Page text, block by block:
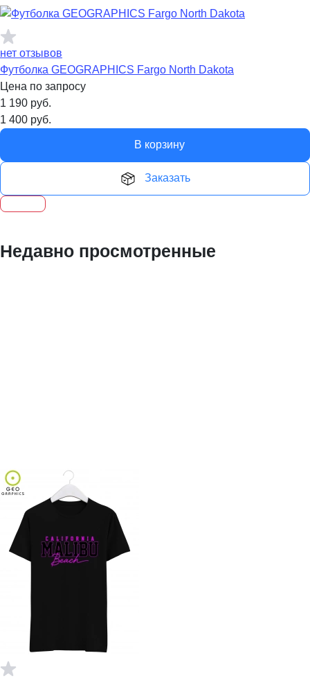
нет отзывов
Футболка GEOGRAPHICS Fargo North Dakota
Цена по запросу
1 190 руб.
1 400 руб.
В корзину
Заказать
Недавно просмотренные